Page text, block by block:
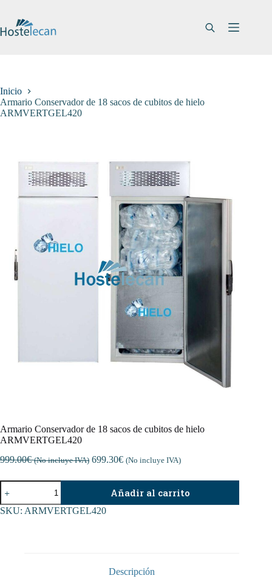
contenido
Inicio
Armario Conservador de 18 sacos de cubitos de hielo
ARMVERTGEL420
Armario Conservador de 18 sacos de cubitos de hielo
ARMVERTGEL420
999.00€ (No incluye IVA) 699.30€ (No incluye IVA)
Armario
Conservador
de
18
Añadir al carrito
SKU: ARMVERTGEL420
Descripción